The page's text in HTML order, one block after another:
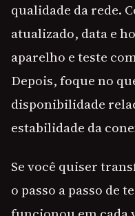
qualidade da rede.
atualizado, data e
aparelho e teste
Depois, foque no
disponibilidade
estabilidade da
Se você quiser
o passo a passo de